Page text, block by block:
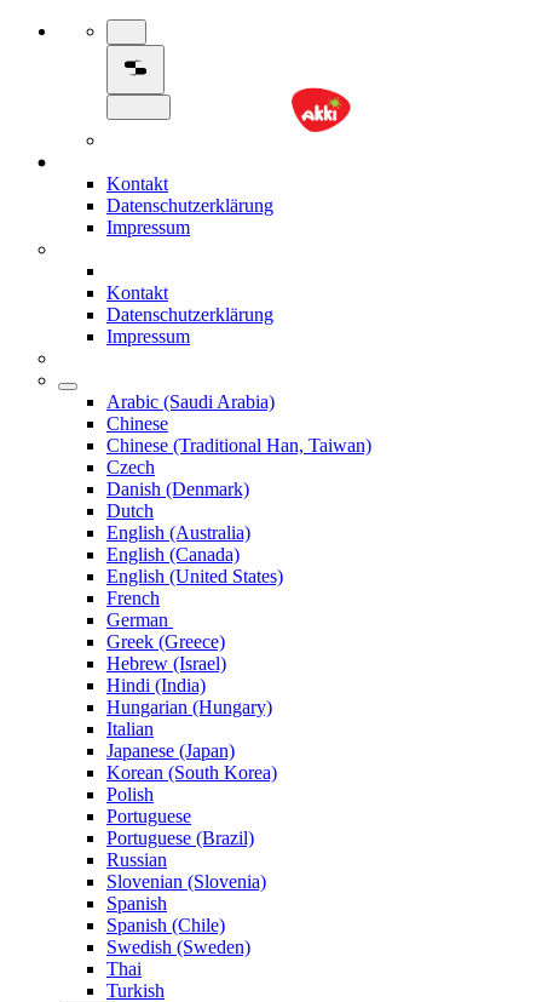
Kontakt
Datenschutzerklärung
Impressum
Kontakt
Datenschutzerklärung
Impressum
Arabic (Saudi Arabia)
Chinese
Chinese (Traditional Han, Taiwan)
Czech
Danish (Denmark)
Dutch
English (Australia)
English (Canada)
English (United States)
French
German
Greek (Greece)
Hebrew (Israel)
Hindi (India)
Hungarian (Hungary)
Italian
Japanese (Japan)
Korean (South Korea)
Polish
Portuguese
Portuguese (Brazil)
Russian
Slovenian (Slovenia)
Spanish
Spanish (Chile)
Swedish (Sweden)
Thai
Turkish